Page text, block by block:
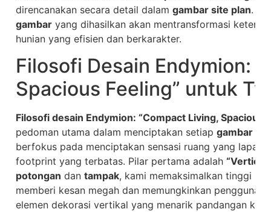
direncanakan secara detail dalam gambar site plan.
gambar yang dihasilkan akan mentransformasi
hunian yang efisien dan berkarakter.
Filosofi Desain Endymion:
Spacious Feeling” untuk
Filosofi desain Endymion: “Compact Living, Spacious
pedoman utama dalam menciptakan setiap gambar
berfokus pada menciptakan sensasi ruang yang
footprint yang terbatas. Pilar pertama adalah “Vertical
potongan dan tampak, kami memaksimalkan tinggi
memberi kesan megah dan memungkinkan
elemen dekorasi vertikal yang menarik pandangan ke